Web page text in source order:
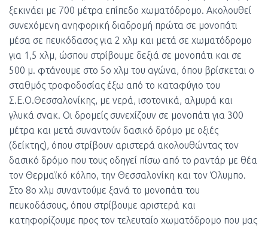
ξεκινάει με 700 μέτρα επίπεδο χωματόδρομο. Ακολουθεί
συνεχόμενη ανηφορική διαδρομή πρώτα σε μονοπάτι
μέσα σε πευκόδασος για 2 χλμ και μετά σε χωματόδρομο
για 1,5 χλμ, ώσπου στρίβουμε δεξιά σε μονοπάτι και σε
500 μ. φτάνουμε στο 5ο χλμ του αγώνα, όπου βρίσκεται ο
σταθμός τροφοδοσίας έξω από το καταφύγιο του
Σ.Ε.Ο.Θεσσαλονίκης, με νερά, ισοτονικά, αλμυρά και
γλυκά σνακ. Οι δρομείς συνεχίζουν σε μονοπάτι για 300
μέτρα και μετά συναντούν δασικό δρόμο με οξιές
(δείκτης), όπου στρίβουν αριστερά ακολουθώντας τον
δασικό δρόμο που τους οδηγεί πίσω από το ραντάρ με θέα
τον Θερμαϊκό κόλπο, την Θεσσαλονίκη και τον Όλυμπο.
Στο 8ο χλμ συναντούμε ξανά το μονοπάτι του
πευκοδάσους, όπου στρίβουμε αριστερά και
κατηφορίζουμε προς τον τελευταίο χωματόδρομο που μας